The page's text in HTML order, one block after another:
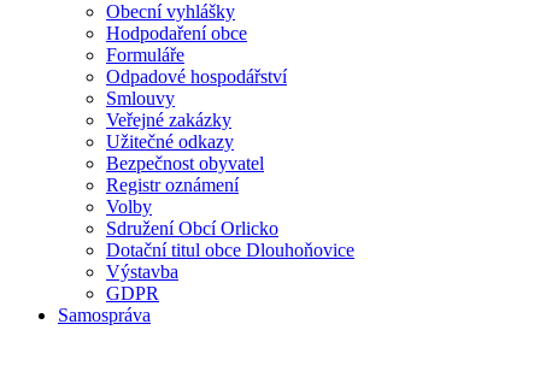
Obecní vyhlášky
Hodpodaření obce
Formuláře
Odpadové hospodářství
Smlouvy
Veřejné zakázky
Užitečné odkazy
Bezpečnost obyvatel
Registr oznámení
Volby
Sdružení Obcí Orlicko
Dotační titul obce Dlouhoňovice
Výstavba
GDPR
Samospráva